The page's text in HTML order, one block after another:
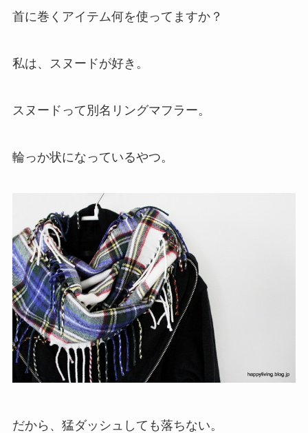
首に巻くアイテム何を使ってますか？
私は、スヌードが好き。
スヌードって別名リングマフラー。
輪っか状になっているやつ。
だから、猛ダッシュしても落ちない。